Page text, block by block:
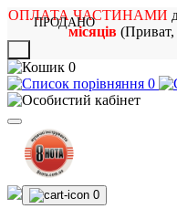
ОПЛАТА ЧАСТИНАМИ
місяців
0
0
0
ПРОДАНО